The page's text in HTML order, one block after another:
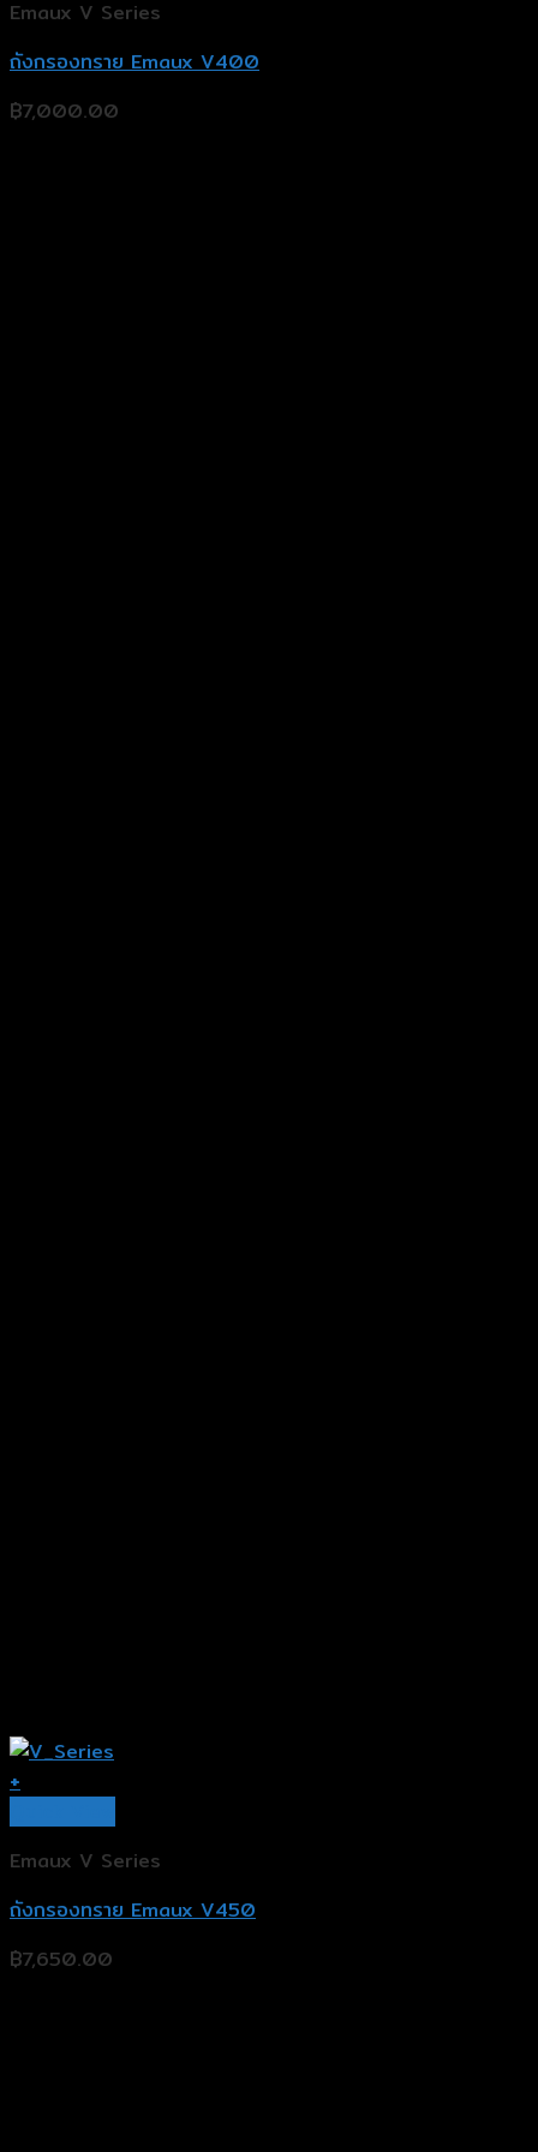
Emaux V Series
ถังกรองทราย Emaux V400
฿7,000.00
+
Emaux V Series
ถังกรองทราย Emaux V450
฿7,650.00